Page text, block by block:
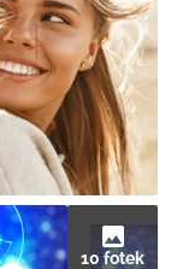
KČ
SVĚT ŽENY +
(10 ks)
10 fotek